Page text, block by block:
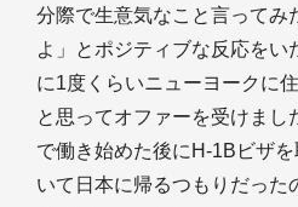
分際で生意気なこと言ってみ
よ」とポジティブな反応をい
に1度くらいニューヨークに
と思ってオファーを受けまし
で働き始めた後にH-1Bビザ
いて日本に帰るつもりだった